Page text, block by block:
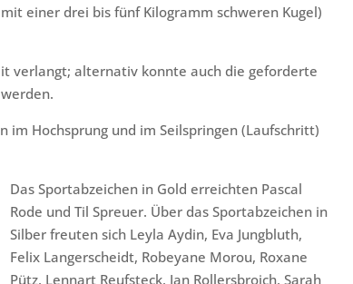
einer drei bis fünf Kilogramm schweren Kugel)
verlangt; alternativ konnte auch die geforderte
Hochsprung und im Seilspringen (Laufschritt)
Das Sportabzeichen in Gold erreichten Pascal
Rode und Til Spreuer. Über das Sportabzeichen in
Silber freuten sich Leyla Aydin, Eva Jungbluth,
Felix Langerscheidt, Robeyane Morou, Roxane
Pütz, Lennart Reufsteck, Jan Rollersbroich, Sarah